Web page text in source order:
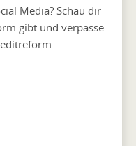
Media? Schau dir
gibt und verpasse